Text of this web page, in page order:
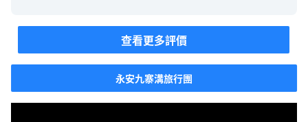
查看更多評價
永安九寨溝旅行團